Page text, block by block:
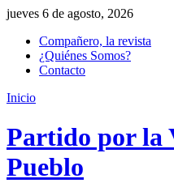
jueves 6 de agosto, 2026
Compañero, la revista
¿Quiénes Somos?
Contacto
Inicio
Partido por la
Pueblo